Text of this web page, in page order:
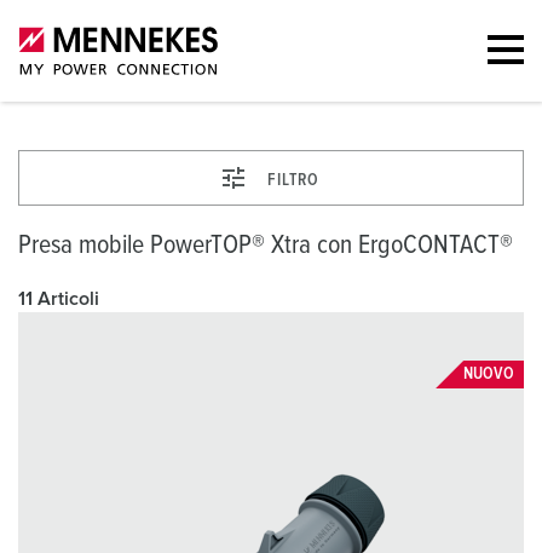
FILTRO
Presa mobile PowerTOP® Xtra con ErgoCONTACT®
11 Articoli
NUOVO